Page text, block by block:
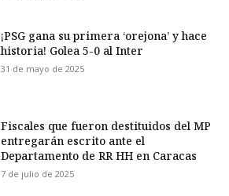
¡PSG gana su primera ‘orejona’ y hace
historia! Golea 5-0 al Inter
31 de mayo de 2025
Fiscales que fueron destituidos del MP
entregarán escrito ante el
Departamento de RR HH en Caracas
7 de julio de 2025